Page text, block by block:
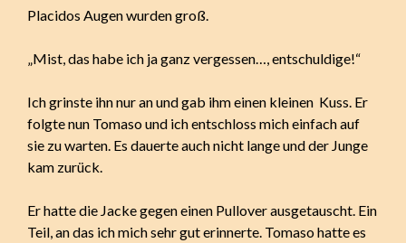
Placidos Augen wurden groß.
„Mist, das habe ich ja ganz vergessen…, entschuldige!“
Ich grinste ihn nur an und gab ihm einen kleinen Kuss. Er
folgte nun Tomaso und ich entschloss mich einfach auf
sie zu warten. Es dauerte auch nicht lange und der Junge
kam zurück.
Er hatte die Jacke gegen einen Pullover ausgetauscht. Ein
Teil, an das ich mich sehr gut erinnerte. Tomaso hatte es